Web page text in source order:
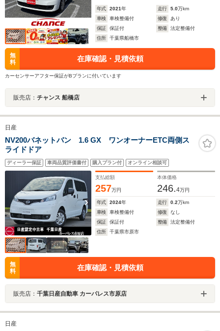
年式 2021年 走行 5.0万km
車検
車検整備付 修復
あり
保証
保証付 整備
法定整備付
住所
千葉県船橋市
無
料
在庫確認・見積依頼
カーセンサーアフター保証がBプランに付いています
販売店： チャンス 船橋店
日産
NV200バネットバン 1.6 GX ワンオーナーETC両側ス
ライドドア
ディーラー保証 車両品質評価書付 購入プラン付 オンライン相談可
支払総額
257万円
本体価格
246.4万円
年式 2024年 走行 0.2万km
車検
車検整備付 修復
なし
保証
保証付 整備
法定整備付
住所
千葉県市原市
無
料
在庫確認・見積依頼
販売店： 千葉日産自動車 カーパレス市原店
日産